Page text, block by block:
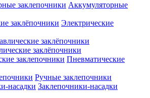
Аккумуляторные
Электрические
заклёпочники
Пневматические
Ручные заклепочники
Заклепочники-насадки